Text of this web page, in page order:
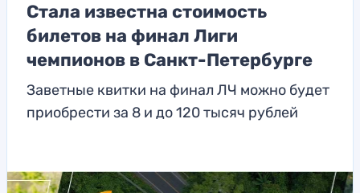
Стала известна стоимость
билетов на финал Лиги
чемпионов в Санкт-Петербурге
Заветные квитки на финал ЛЧ можно будет
приобрести за 8 и до 120 тысяч рублей